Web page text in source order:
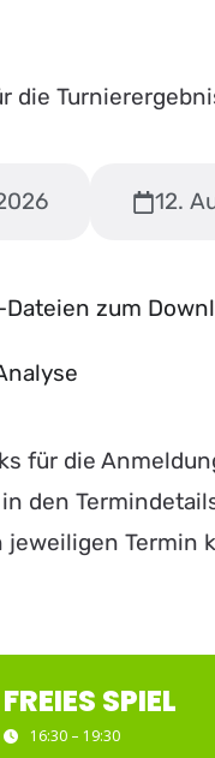
die
12.
Dateien zum
für die
den
jeweiligen Termin
FREIES SPIEL
16:30 – 19:30